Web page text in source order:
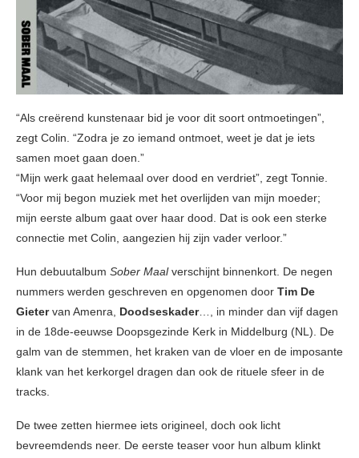
“Als creërend kunstenaar bid je voor dit soort ontmoetingen”,
zegt Colin. “Zodra je zo iemand ontmoet, weet je dat je iets
samen moet gaan doen.”
“Mijn werk gaat helemaal over dood en verdriet”, zegt Tonnie.
“Voor mij begon muziek met het overlijden van mijn moeder;
mijn eerste album gaat over haar dood. Dat is ook een sterke
connectie met Colin, aangezien hij zijn vader verloor.”
Hun debuutalbum Sober Maalverschijnt binnenkort. De negen
nummers werden geschreven en opgenomen door Tim De
Gietervan Amenra, Doodseskader…, in minder dan vijf dagen
in de 18de-eeuwse Doopsgezinde Kerk in Middelburg (NL). De
galm van de stemmen, het kraken van de vloer en de imposante
klank van het kerkorgel dragen dan ook de rituele sfeer in de
tracks.
De twee zetten hiermee iets origineel, doch ook licht
bevreemdends neer. De eerste teaser voor hun album klinkt